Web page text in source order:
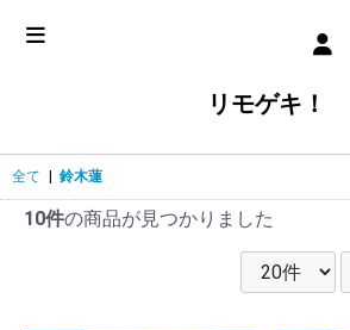
リモゲキ！
全て 鈴木蓮
10件の商品が見つかりました